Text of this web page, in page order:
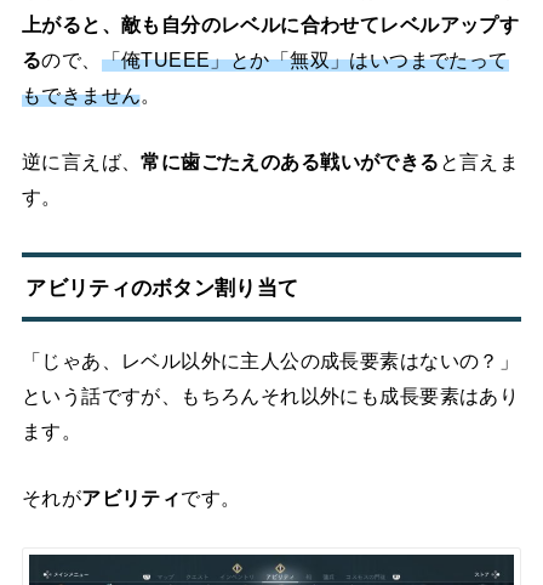
上がると、敵も自分のレベルに合わせてレベルアップす
るので、 「俺TUEEE」とか「無双」はいつまでたって
もできません。
逆に言えば、常に歯ごたえのある戦いができる と言えま
す。
アビリティのボタン割り当て
「じゃあ、レベル以外に主人公の成長要素はないの？」
という話ですが、もちろんそれ以外にも成長要素はあり
ます。
それがアビリティです。